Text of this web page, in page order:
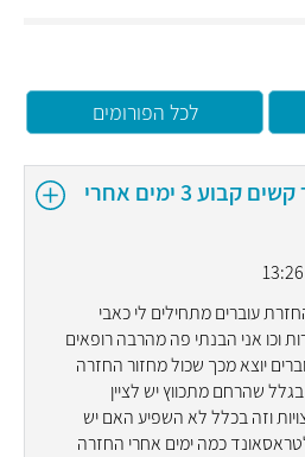
לכל הפורומים
כאבי מחזור קשים קבוע 3 ימים אחרי
עוברים מתחילים לי כאבי
וכו אני הבנתי פה מהרבה רופאים
יוצא מכך שכול מחזור החזרה
שהרחם מתכווץ יש לציין
וזה בכלל לא השפיע האם יש
כמה ימים אחרי החזרה